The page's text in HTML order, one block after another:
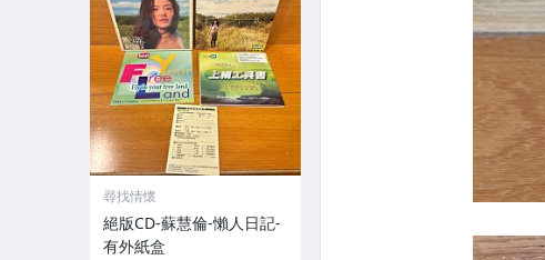
尋找情懷
絕版CD-蘇慧倫-懶人日記-
有外紙盒